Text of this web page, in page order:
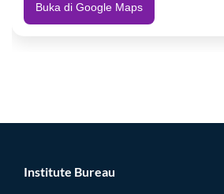
Buka di Google Maps
Institute Bureau